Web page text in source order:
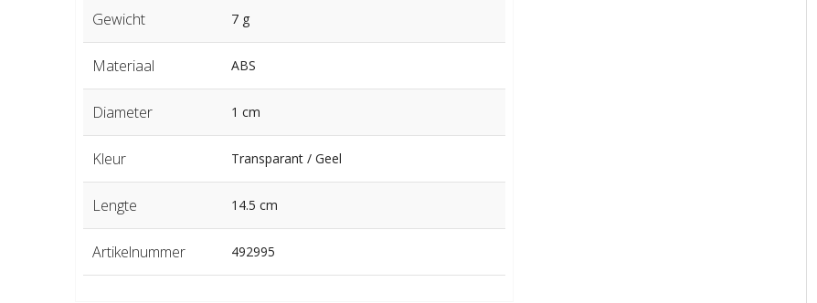
Gewicht 7 g
Materiaal ABS
Diameter 1 cm
Kleur Transparant / Geel
Lengte 14.5 cm
Artikelnummer 492995